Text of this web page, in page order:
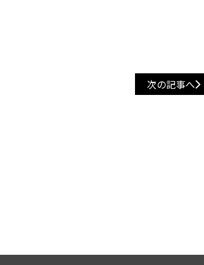
次の記事へ